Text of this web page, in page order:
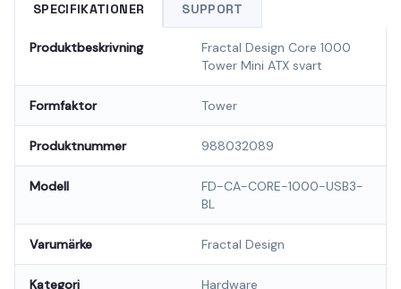
SPECIFIKATIONER SUPPORT
Produktbeskrivning
Fractal Design Core 1000
Tower Mini ATX svart
Formfaktor Tower
Produktnummer 988032089
Modell
FD-CA-CORE-1000-USB3-
BL
Varumärke Fractal Design
Kategori Hardware